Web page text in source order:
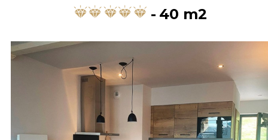
40 m2